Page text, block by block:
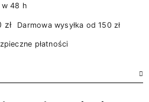
w 48 h
Darmowa wysyłka od 150 zł
płatności